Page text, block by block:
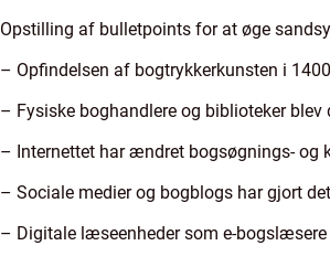
Opstilling af bulletpoints for at øge
– Opfindelsen af bogtrykkerkunsten i
– Fysiske boghandlere og biblioteker
– Internettet har ændret bogsøgnings- og
– Sociale medier og bogblogs har gjort
– Digitale læseenheder som e-